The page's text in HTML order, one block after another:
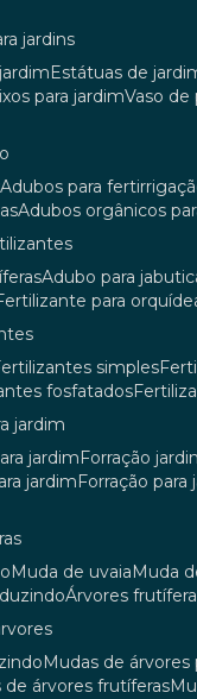
jardins
estátuas de
para jardim vaso
adubos para
adubos orgânicos
adubo para
fertilizante para
fertilizantes simples
fosfatados
jardim
jardim forração
jardim forração
muda de uvaia muda
árvores
mudas de
de árvores frutíferas